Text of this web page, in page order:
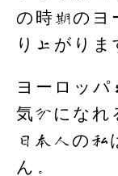
の時期のヨ
り上がりま
ヨーロッパ
気分になれ
日本人の
ん。